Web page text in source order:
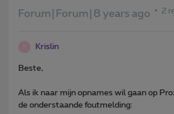
Forum|Forum|8 years ago 2
Krislin
Beste,
Als ik naar mijn opnames wil gaan op
de onderstaande foutmelding: